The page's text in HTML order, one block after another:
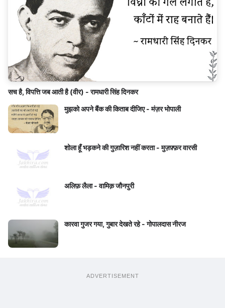
सच है, विपत्ति जब आती है (वीर) - रामधारी सिंह दिनकर
मुझको अपने बैंक की किताब दीजिए - मंज़र भोपाली
शोला हूँ भड़कने की गुज़ारिश नहीं करता - मुज़फ़्फ़र वारसी
अलिफ़ लैला - वामिक़ जौनपुरी
कारवा गुजर गया, गुबार देखते रहे - गोपालदास नीरज
ADVERTISEMENT